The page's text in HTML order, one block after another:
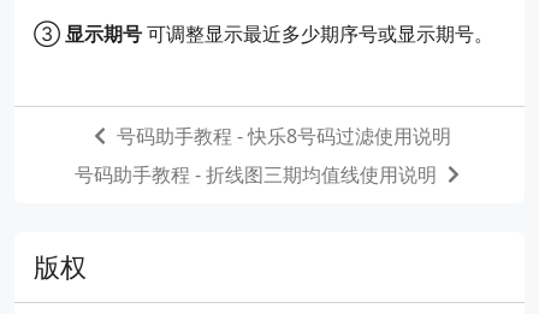
③显示期号可调整显示最近多少期序号或显示期号。
号码助手教程 - 快乐8号码过滤使用说明
号码助手教程 - 折线图三期均值线使用说明
版权